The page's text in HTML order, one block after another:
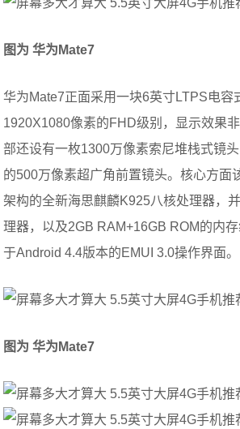
图为 华为 Mate7
华为Mate7正面采用一块6英寸LTPS电容
1920X1080像素的FHD级别，显示效果
部还设有一枚1300万像素索尼堆栈式镜
的500万像素超广角前置镜头。核心方面
架构的全新海思麒麟K925八核处理器，
理器，以及2GB RAM+16GB ROM的内
于Android 4.4版本的EMUI 3.0操作界面。
图为 华为 Mate7